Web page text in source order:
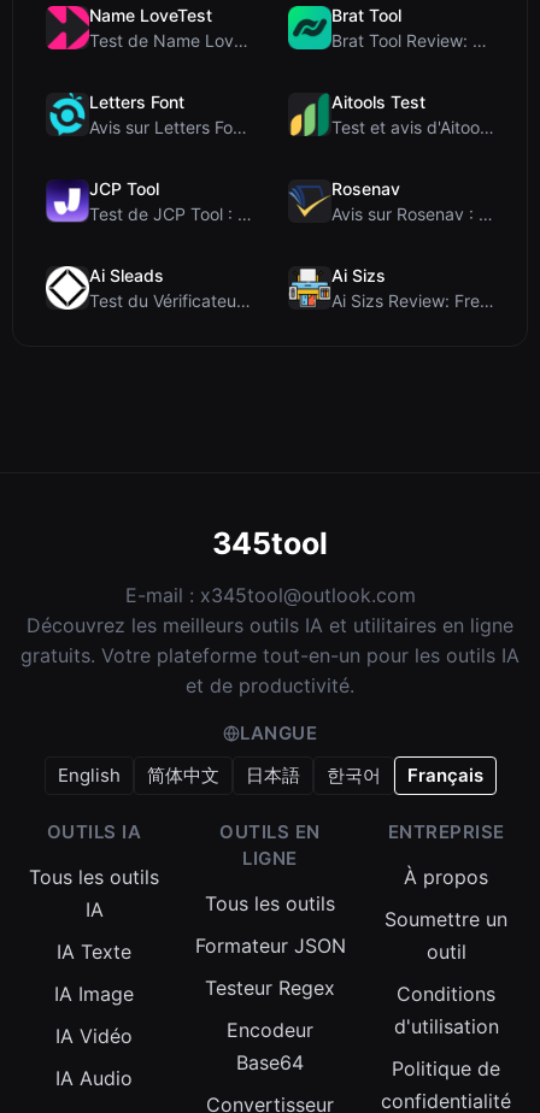
Name LoveTest
Test de Name LoveTest : un calculateur d'amour axé...
Brat Tool
Brat Tool Review: Free Charli XCX Style Brat Text ...
Letters Font
Avis sur Letters Font : Générateur gratuit de poli...
Aitools Test
Test et avis d'Aitools Test : un détecteur d'IA gr...
JCP Tool
Test de JCP Tool : Convertisseur de données côté c...
Rosenav
Avis sur Rosenav : Outil gratuit en ligne de vérif...
Ai Sleads
Test du Vérificateur de Force des Mots de Passe d'...
Ai Sizs
Ai Sizs Review: Free, Private Image Similarity & B...
345tool
E-mail : x345tool@outlook.com
Découvrez les meilleurs outils IA et utilitaires en ligne
gratuits. Votre plateforme tout-en-un pour les outils IA
et de productivité.
LANGUE
English
简体中文 日本語 한국어 Français
OUTILS IA
Tous les outils
IA
IA Texte
IA Image
IA Vidéo
IA Audio
OUTILS EN
LIGNE
Tous les outils
Formateur JSON
Testeur Regex
Encodeur
Base64
Convertisseur
ENTREPRISE
À propos
Soumettre un
outil
Conditions
d'utilisation
Politique de
confidentialité